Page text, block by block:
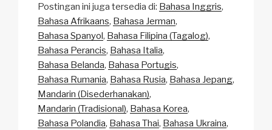
p
y
Li
n
k
ail c
e
b
o
o
k
at
s
A
p
p
a
p
h
ar
e
Postingan ini juga tersedia di: Bahasa Inggris
Bahasa Afrikaans Bahasa Jerman
Bahasa Spanyol Bahasa Filipina (Tagalog)
Bahasa Perancis Bahasa Italia
Bahasa Belanda Bahasa Portugis
Bahasa Rumania Bahasa Rusia Bahasa Jepang
Mandarin (Disederhanakan)
Mandarin (Tradisional) Bahasa Korea
Bahasa Polandia Bahasa Thai Bahasa Ukraina